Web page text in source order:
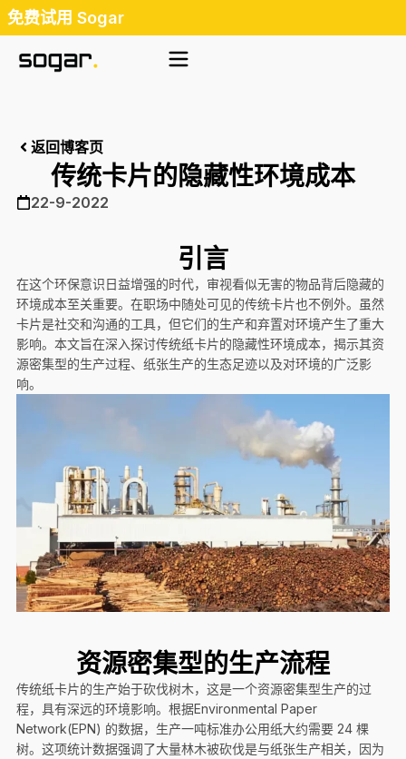
跳
至
免费试用 Sogar
返回博客页
传统卡片的隐藏性环境成本
22-9-2022
引言
在这个环保意识日益增强的时代，审视看似无害的物品背后隐藏的
环境成本至关重要。在职场中随处可见的传统卡片也不例外。虽然
卡片是社交和沟通的工具，但它们的生产和弃置对环境产生了重大
影响。本文旨在深入探讨传统纸卡片的隐藏性环境成本，揭示其资
源密集型的生产过程、纸张生产的生态足迹以及对环境的广泛影
响。
资源密集型的生产流程
传统纸卡片的生产始于砍伐树木，这是一个资源密集型生产的过
程，具有深远的环境影响。根据Environmental Paper
Network(EPN) 的数据，生产一吨标准办公用纸大约需要 24 棵
树。这项统计数据强调了大量林木被砍伐是与纸张生产相关，因为